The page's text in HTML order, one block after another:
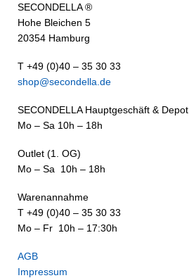
SECONDELLA ®
Hohe Bleichen 5
20354 Hamburg
T +49 (0)40 – 35 30 33
shop@secondella.de
SECONDELLA Hauptgeschäft & Depot
Mo – Sa 10h – 18h
Outlet (1. OG)
Mo – Sa 10h – 18h
Warenannahme
T +49 (0)40 – 35 30 33
Mo – Fr 10h – 17:30h
AGB
Impressum